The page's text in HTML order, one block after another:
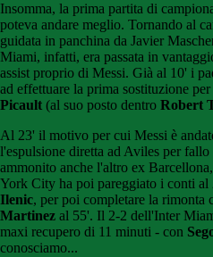
Insomma, la prima partita di
poteva andare meglio. Tornando al
guidata in panchina da Javier
Miami, infatti, era passata in
assist proprio di Messi. Già al 10' i
ad effettuare la prima sostituzione
Picault (al suo posto dentro Robert
Al 23' il motivo per cui Messi è
l'espulsione diretta ad Aviles per
ammonito anche l'altro ex Barcellona,
York City ha poi pareggiato i conti al
Ilenic, per poi completare la rimonta
Martinez al 55'. Il 2-2 dell'Inter
maxi recupero di 11 minuti - con
conosciamo...